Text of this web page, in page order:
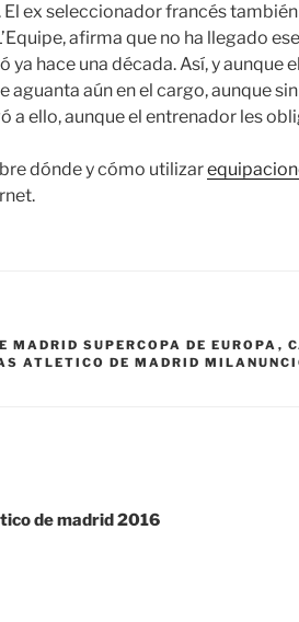
ex seleccionador francés
afirma que no ha llegado
ya hace una década. Así, y aunque
aguanta aún en el cargo, aunque
a ello, aunque el entrenador les
dónde y cómo utilizar
MADRID SUPERCOPA DE EUROPA ,
ATLETICO DE MADRID
de madrid 2016